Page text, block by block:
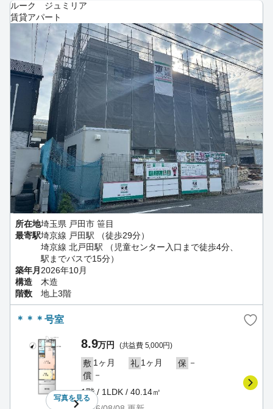
ルーク ジュミリア
賃貸アパート
所在地埼玉県 戸田市 笹目
最寄駅埼京線 戸田駅 （徒歩29分）
埼京線 北戸田駅 （児童センター入口まで徒歩4分、
駅までバスで15分）
築年月 2026年10月
構造
木造
階数
地上3階
＊＊＊号室
写真を見る
8.9万円 (共益費 5,000円)
敷 1ヶ月 礼 1ヶ月 保 －
償 －
1階 / 1LDK / 40.14㎡